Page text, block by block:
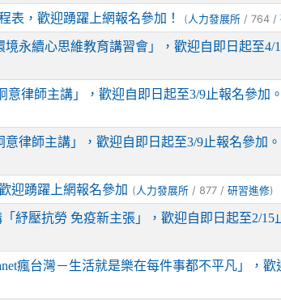
表，歡迎踴躍上網報名參加！ ( 人力發展所 / 764 /
永續心思維教育講習會」，歡迎自即日起至4/
意律師主講」，歡迎自即日起至3/9止報名參加。
律師主講」，歡迎自即日起至3/9止報名參加。
迎踴躍上網報名參加 ( 人力發展所 / 877 /研習進修)
紓壓抗勞 免疫新主張」，歡迎自即日起至2/15
瘋台灣－生活就是樂在每件事都不平凡」，